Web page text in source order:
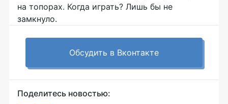
на топорах. Когда играть? Лишь бы не
замкнуло.
Обсудить в Вконтакте
Поделитесь новостью: